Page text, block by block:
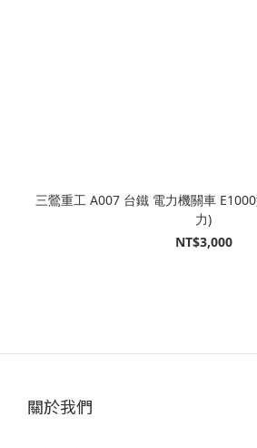
三鶯重工 A007 台鐵 電力機關車
力)
NT$3,000
關於我們